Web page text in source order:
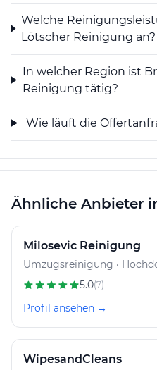
Welche
Lötscher Reinigung an?
In welcher Region ist
Reinigung tätig?
Wie läuft die
Ähnliche Anbieter
Milosevic Reinigung
Umzugsreinigung ·
5.0(7)
Profil ansehen →
WipesandCleans